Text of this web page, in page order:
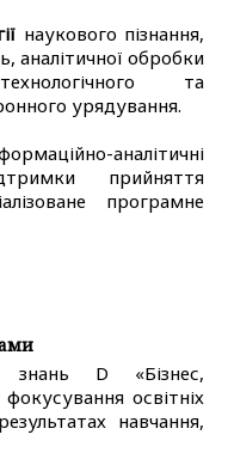
наукового пізнання,
аналітичної обробки
технологічного та
урядування.
аналітичні
прийняття
програмне
знань D «Бізнес,
освітніх
навчання,